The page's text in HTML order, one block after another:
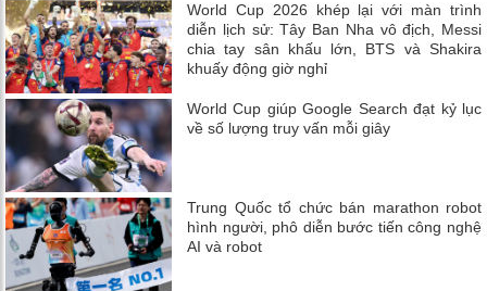
World Cup 2026 khép lại với màn trình
diễn lịch sử: Tây Ban Nha vô địch, Messi
chia tay sân khấu lớn, BTS và Shakira
khuấy động giờ nghỉ
World Cup giúp Google Search đạt kỷ lục
về số lượng truy vấn mỗi giây
Trung Quốc tổ chức bán marathon robot
hình người, phô diễn bước tiến công nghệ
AI và robot